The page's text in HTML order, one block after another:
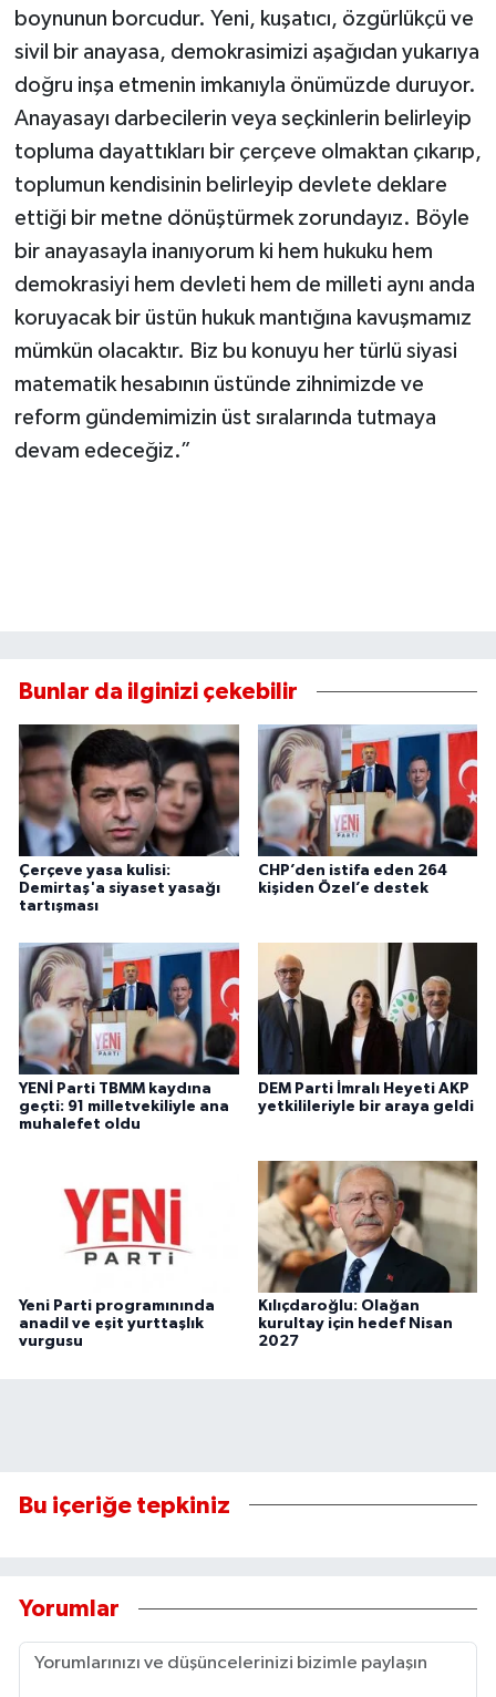
boynunun borcudur. Yeni, kuşatıcı, özgürlükçü ve
sivil bir anayasa, demokrasimizi aşağıdan yukarıya
doğru inşa etmenin imkanıyla önümüzde duruyor.
Anayasayı darbecilerin veya seçkinlerin belirleyip
topluma dayattıkları bir çerçeve olmaktan çıkarıp,
toplumun kendisinin belirleyip devlete deklare
ettiği bir metne dönüştürmek zorundayız. Böyle
bir anayasayla inanıyorum ki hem hukuku hem
demokrasiyi hem devleti hem de milleti aynı anda
koruyacak bir üstün hukuk mantığına kavuşmamız
mümkün olacaktır. Biz bu konuyu her türlü siyasi
matematik hesabının üstünde zihnimizde ve
reform gündemimizin üst sıralarında tutmaya
devam edeceğiz.”
Bunlar da ilginizi çekebilir
Çerçeve yasa kulisi:
Demirtaş'a siyaset yasağı
tartışması
CHP’den istifa eden 264
kişiden Özel’e destek
YENİ Parti TBMM kaydına
geçti: 91 milletvekiliyle ana
muhalefet oldu
DEM Parti İmralı Heyeti AKP
yetkilileriyle bir araya geldi
Yeni Parti programınında
anadil ve eşit yurttaşlık
vurgusu
Kılıçdaroğlu: Olağan
kurultay için hedef Nisan
2027
Bu içeriğe tepkiniz
Yorumlar